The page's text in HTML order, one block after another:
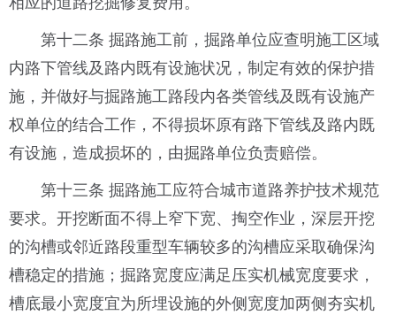
第十二条 掘路施工前，掘路单位应查明施工区域
内路下管线及路内既有设施状况，制定有效的保护措
施，并做好与掘路施工路段内各类管线及既有设施产
权单位的结合工作，不得损坏原有路下管线及路内既
有设施，造成损坏的，由掘路单位负责赔偿。
第十三条 掘路施工应符合城市道路养护技术规范
要求。开挖断面不得上窄下宽、掏空作业，深层开挖
的沟槽或邻近路段重型车辆较多的沟槽应采取确保沟
槽稳定的措施；掘路宽度应满足压实机械宽度要求，
槽底最小宽度宜为所埋设施的外侧宽度加两侧夯实机